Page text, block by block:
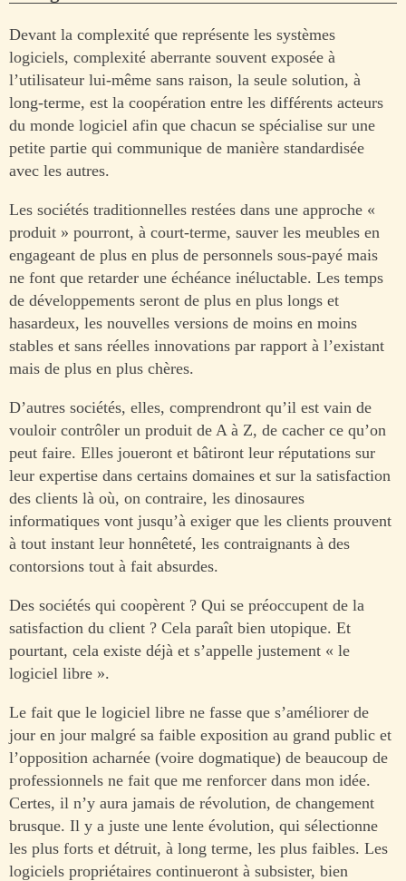
Devant la complexité que représente les systèmes
logiciels, complexité aberrante souvent exposée à
l’utilisateur lui-même sans raison, la seule solution, à
long-terme, est la coopération entre les différents acteurs
du monde logiciel afin que chacun se spécialise sur une
petite partie qui communique de manière standardisée
avec les autres.
Les sociétés traditionnelles restées dans une approche «
produit » pourront, à court-terme, sauver les meubles en
engageant de plus en plus de personnels sous-payé mais
ne font que retarder une échéance inéluctable. Les temps
de développements seront de plus en plus longs et
hasardeux, les nouvelles versions de moins en moins
stables et sans réelles innovations par rapport à l’existant
mais de plus en plus chères.
D’autres sociétés, elles, comprendront qu’il est vain de
vouloir contrôler un produit de A à Z, de cacher ce qu’on
peut faire. Elles joueront et bâtiront leur réputations sur
leur expertise dans certains domaines et sur la satisfaction
des clients là où, on contraire, les dinosaures
informatiques vont jusqu’à exiger que les clients prouvent
à tout instant leur honnêteté, les contraignants à des
contorsions tout à fait absurdes.
Des sociétés qui coopèrent ? Qui se préoccupent de la
satisfaction du client ? Cela paraît bien utopique. Et
pourtant, cela existe déjà et s’appelle justement « le
logiciel libre ».
Le fait que le logiciel libre ne fasse que s’améliorer de
jour en jour malgré sa faible exposition au grand public et
l’opposition acharnée (voire dogmatique) de beaucoup de
professionnels ne fait que me renforcer dans mon idée.
Certes, il n’y aura jamais de révolution, de changement
brusque. Il y a juste une lente évolution, qui sélectionne
les plus forts et détruit, à long terme, les plus faibles. Les
logiciels propriétaires continueront à subsister, bien